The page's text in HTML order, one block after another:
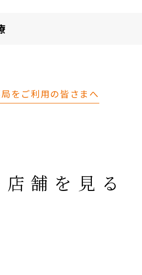
をご利用の皆さまへ
舗を見る